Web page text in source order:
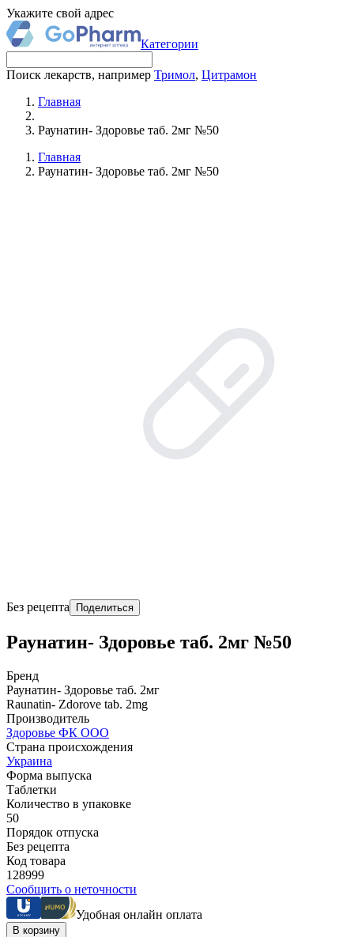
Укажите свой адрес
Категории
Поиск лекарств, например Тримол, Цитрамон
Главная
Раунатин- Здоровье таб. 2мг №50
Главная
Раунатин- Здоровье таб. 2мг №50
Без рецепта Поделиться
Раунатин- Здоровье таб. 2мг №50
Бренд
Раунатин- Здоровье таб. 2мг
Raunatin- Zdorove tab. 2mg
Производитель
Здоровье ФК ООО
Страна происхождения
Украина
Форма выпуска
Таблетки
Количество в упаковке
50
Порядок отпуска
Без рецепта
Код товара
128999
Сообщить о неточности
Удобная онлайн оплата
В корзину